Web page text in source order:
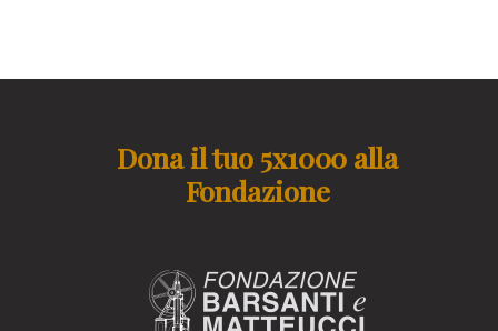
Dona il tuo 5x1000 alla
Fondazione